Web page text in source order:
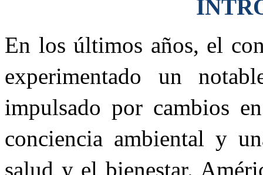
En los últimos años, el
experimentado un
impulsado por cambios
conciencia ambiental y
salud y el bienestar.